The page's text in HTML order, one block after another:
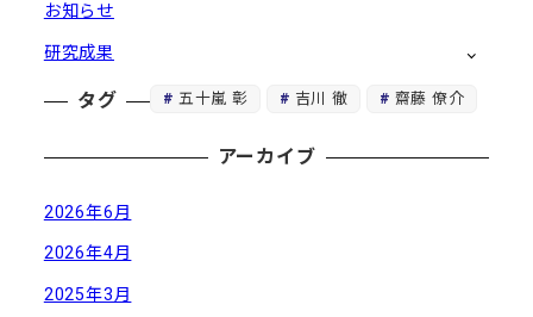
お知らせ
研究成果
タグ 五十嵐 彰 吉川 徹 齋藤 僚介
アーカイブ
2026年6月
2026年4月
2025年3月